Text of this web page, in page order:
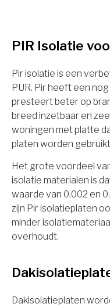
PIR Isolatie
Pir isolatie is een
PUR. Pir heeft een
presteert beter op
breed inzetbaar en
woningen met platte
platen worden
Het grote voordeel
isolatie materialen is
waarde van 0.002 en
zijn Pir isolatieplaten
minder
overhoudt.
Dakisolatieplaten